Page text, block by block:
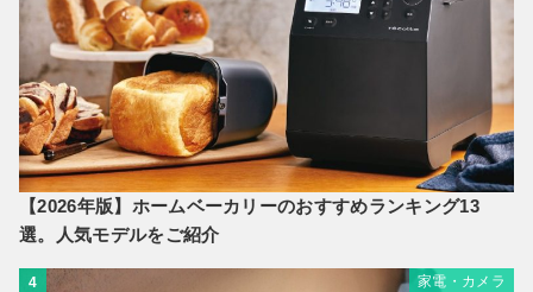
【2026年版】ホームベーカリーのおすすめランキング13
選。人気モデルをご紹介
4 家電・カメラ